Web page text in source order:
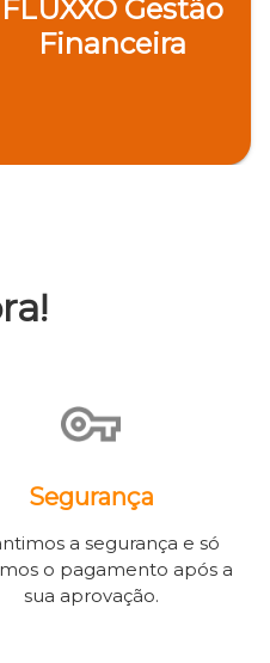
FLUXXO Gestão
Financeira
Segurança
a segurança e só
o pagamento após a
sua aprovação.